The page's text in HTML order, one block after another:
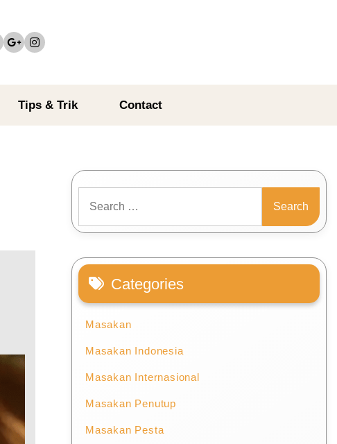
Tips & Trik Contact
for:
Categories
Masakan
Masakan Indonesia
Masakan Internasional
Masakan Penutup
Masakan Pesta